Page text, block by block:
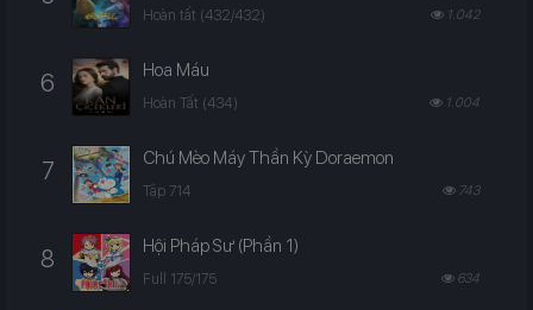
Hoàn tất (432/432) 1.042
6 Hoa Máu
Hoàn Tất (434) 1.004
7 Chú Mèo Máy Thần Kỳ Doraemon
Tập 714 743
8 Hội Pháp Sư (Phần 1)
Full 175/175 634